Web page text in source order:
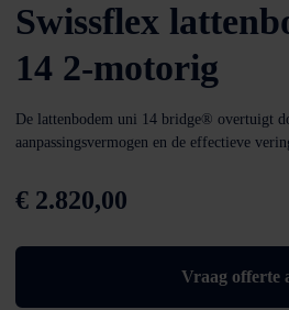
Swissflex
14 2-motorig
De lattenbodem uni 14 bridge® overtuigt
aanpassingsvermogen en de effectieve
€ 2.820,00
Vraag offerte